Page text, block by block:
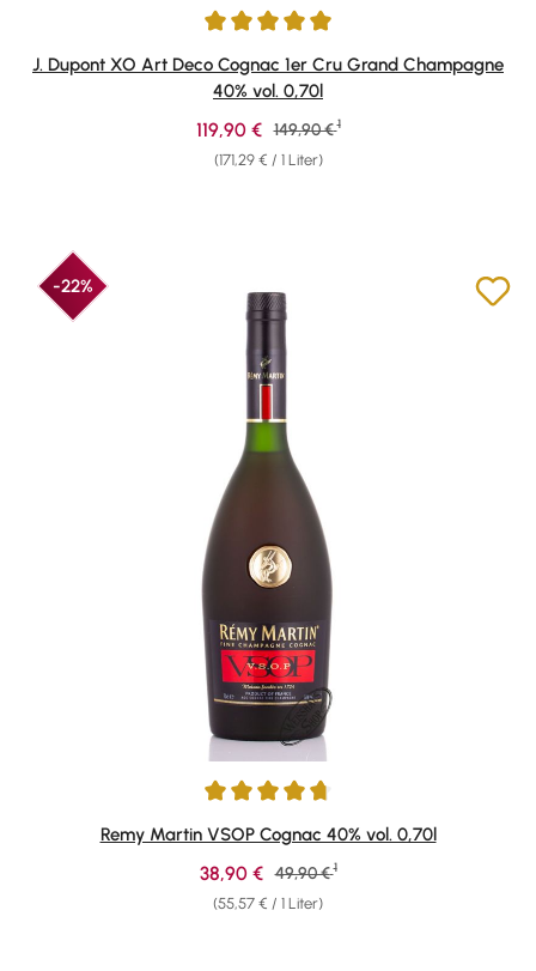
Durchschnittliche Bewertung von 5 von 5 Sternen
J. Dupont XO Art Deco Cognac 1er Cru Grand Champagne
40% vol. 0,70l
(171,29 € / 1 Liter)
Verkaufspreis:
119,90 € Regulärer Preis:
149,90 € 1
-22%
Durchschnittliche Bewertung von 4.86 von 5 Sternen
Remy Martin VSOP Cognac 40% vol. 0,70l
(55,57 € / 1 Liter)
Verkaufspreis:
38,90 € Regulärer Preis:
49,90 € 1